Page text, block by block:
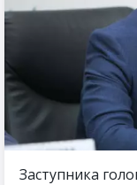
Заступника